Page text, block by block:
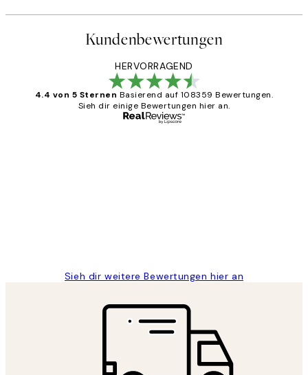
Kundenbewertungen
HERVORRAGEND
4.4 von 5 Sternen Basierend auf 108359 Bewertungen.
Sieh dir einige Bewertungen hier an.
Sieh dir weitere Bewertungen hier an